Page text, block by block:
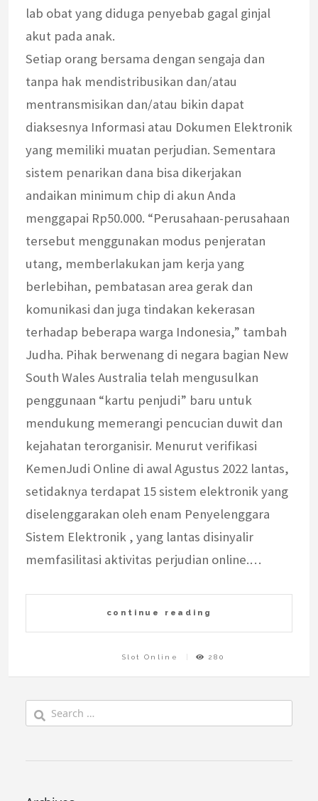
lab obat yang diduga penyebab gagal ginjal
akut pada anak.
Setiap orang bersama dengan sengaja dan
tanpa hak mendistribusikan dan/atau
mentransmisikan dan/atau bikin dapat
diaksesnya Informasi atau Dokumen Elektronik
yang memiliki muatan perjudian. Sementara
sistem penarikan dana bisa dikerjakan
andaikan minimum chip di akun Anda
menggapai Rp50.000. “Perusahaan-perusahaan
tersebut menggunakan modus penjeratan
utang, memberlakukan jam kerja yang
berlebihan, pembatasan area gerak dan
komunikasi dan juga tindakan kekerasan
terhadap beberapa warga Indonesia,” tambah
Judha. Pihak berwenang di negara bagian New
South Wales Australia telah mengusulkan
penggunaan “kartu penjudi” baru untuk
mendukung memerangi pencucian duwit dan
kejahatan terorganisir. Menurut verifikasi
KemenJudi Online di awal Agustus 2022 lantas,
setidaknya terdapat 15 sistem elektronik yang
diselenggarakan oleh enam Penyelenggara
Sistem Elektronik , yang lantas disinyalir
memfasilitasi aktivitas perjudian online.…
continue reading
Slot Online 280
for: